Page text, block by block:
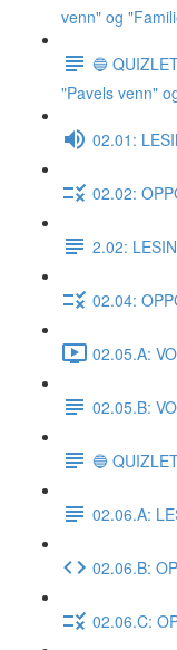
venn" og
🔵
"Pavels venn"
02.01:
02.02:
2.02:
02.04:
02.05.A:
02.05.B:
🔵
02.06.A:
02.06.B:
02.06.C: